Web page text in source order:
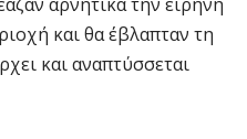
και θα έβλαπταν τη
και αναπτύσσεται